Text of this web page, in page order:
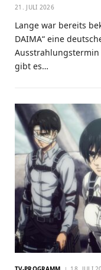
21. JULI 2026
Lange war bereits
DAIMA“ eine
gibt es…